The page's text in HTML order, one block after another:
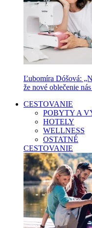
Ľubomíra Dóšová:
že nové oblečenie
CESTOVANIE
POBYTY A
HOTELY
WELLNESS
OSTATNÉ
CESTOVANIE